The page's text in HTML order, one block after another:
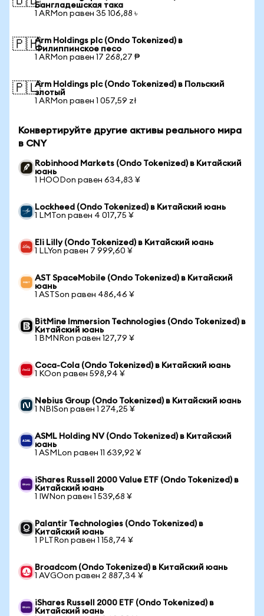
Бангладешская така
1 ARMon равен 35 106,88 ৳
🇵🇭Arm Holdings plc (Ondo Tokenized) в
Филиппинское песо
1 ARMon равен 17 268,27 ₱
🇵🇱Arm Holdings plc (Ondo Tokenized) в Польский
злотый
1 ARMon равен 1 057,59 zł
Конвертируйте другие активы реального мира
в CNY
Robinhood Markets (Ondo Tokenized) в Китайский
юань
1 HOODon равен 634,83 ¥
Lockheed (Ondo Tokenized) в Китайский юань
1 LMTon равен 4 017,75 ¥
Eli Lilly (Ondo Tokenized) в Китайский юань
1 LLYon равен 7 999,60 ¥
AST SpaceMobile (Ondo Tokenized) в Китайский
юань
1 ASTSon равен 486,46 ¥
BitMine Immersion Technologies (Ondo Tokenized) в
Китайский юань
1 BMNRon равен 127,79 ¥
Coca-Cola (Ondo Tokenized) в Китайский юань
1 KOon равен 598,94 ¥
Nebius Group (Ondo Tokenized) в Китайский юань
1 NBISon равен 1 274,25 ¥
ASML Holding NV (Ondo Tokenized) в Китайский
юань
1 ASMLon равен 11 639,92 ¥
iShares Russell 2000 Value ETF (Ondo Tokenized) в
Китайский юань
1 IWNon равен 1 539,68 ¥
Palantir Technologies (Ondo Tokenized) в
Китайский юань
1 PLTRon равен 1 158,74 ¥
Broadcom (Ondo Tokenized) в Китайский юань
1 AVGOon равен 2 887,34 ¥
iShares Russell 2000 ETF (Ondo Tokenized) в
Китайский юань